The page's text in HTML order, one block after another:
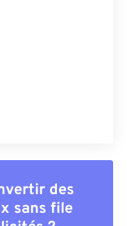
des
sans file